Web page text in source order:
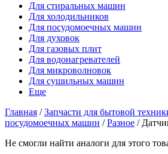
Для стиральных машин
Для холодильников
Для посудомоечных машин
Для духовок
Для газовых плит
Для водонагревателей
Для микроволновок
Для сушильных машин
Еще
Главная /Запчасти для бытовой
посудомоечных машин /Разное /
Не смогли найти аналоги для этого